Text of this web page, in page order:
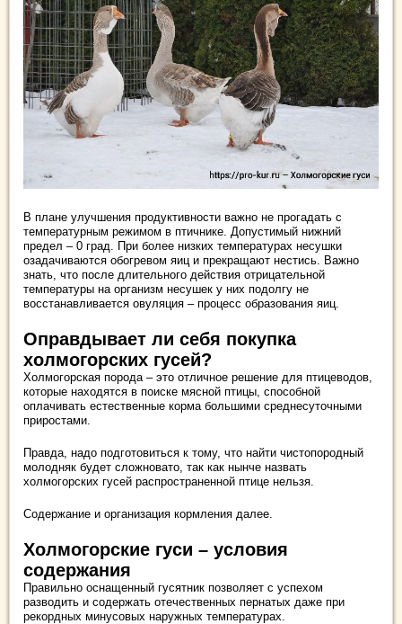
В плане улучшения продуктивности важно не прогадать с
температурным режимом в птичнике. Допустимый нижний
предел – 0 град. При более низких температурах несушки
озадачиваются обогревом яиц и прекращают нестись. Важно
знать, что после длительного действия отрицательной
температуры на организм несушек у них подолгу не
восстанавливается овуляция – процесс образования яиц.
Оправдывает ли себя покупка
холмогорских гусей?
Холмогорская порода – это отличное решение для птицеводов,
которые находятся в поиске мясной птицы, способной
оплачивать естественные корма большими среднесуточными
приростами.
Правда, надо подготовиться к тому, что найти чистопородный
молодняк будет сложновато, так как нынче назвать
холмогорских гусей распространенной птице нельзя.
Содержание и организация кормления далее.
Холмогорские гуси – условия
содержания
Правильно оснащенный гусятник позволяет с успехом
разводить и содержать отечественных пернатых даже при
рекордных минусовых наружных температурах.